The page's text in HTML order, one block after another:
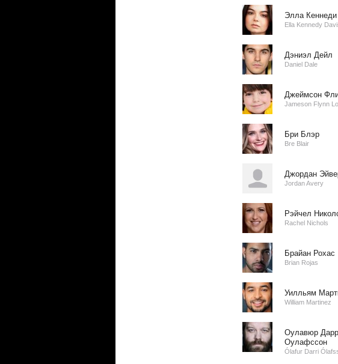
Элла
Ella Kennedy
Дэниэл Дейл
Daniel Dale
Джеймсон
Jameson Flynn
Бри Блэр
Bre Blair
Джордан
Jordan Avery
Рэйчел
Rachel Nichols
Брайан Рохас
Brian Rojas
Уилльям
William Martinez
Оулавюр
Оулафссон
Ólafur Darri